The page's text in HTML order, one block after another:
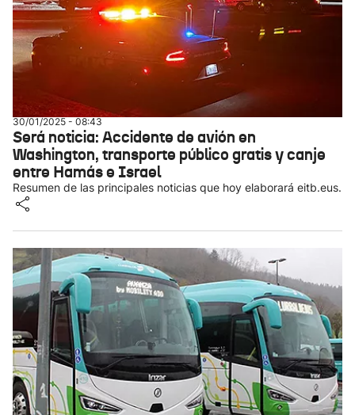
30/01/2025 - 08:43
Será noticia: Accidente de avión en
Washington, transporte público gratis y canje
entre Hamás e Israel
Resumen de las principales noticias que hoy elaborará eitb.eus.